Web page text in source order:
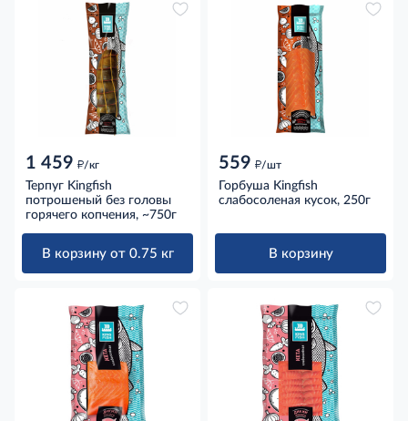
1 459 д/кг
Терпуг Kingfish
потрошеный без головы
горячего копчения, ~750г
В корзину от 0.75 кг
559 д/шт
Горбуша Kingfish
слабосоленая кусок, 250г
В корзину